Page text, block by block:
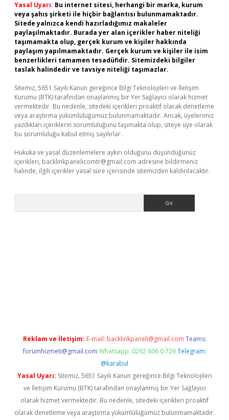
Yasal Uyarı: Bu internet sitesi, herhangi bir marka, kurum
veya şahıs şirketi ile hiçbir bağlantısı bulunmamaktadır.
Sitede yalnızca kendi hazırladığımız makaleler
paylaşılmaktadır. Burada yer alan içerikler haber niteliği
taşımamakta olup, gerçek kurum ve kişiler hakkında
paylaşım yapılmamaktadır. Gerçek kurum ve kişiler ile isim
benzerlikleri tamamen tesadüfidir. Sitemizdeki bilgiler
taslak halindedir ve tavsiye niteliği taşımazlar.
Sitemiz, 5651 Sayılı Kanun gereğince Bilgi Teknolojileri ve İletişim
Kurumu (BTK) tarafından onaylanmış bir Yer Sağlayıcı olarak hizmet
vermektedir. Bu nedenle, sitedeki içerikleri proaktif olarak denetleme
veya araştırma yükümlülüğümüz bulunmamaktadır. Ancak, üyelerimiz
yazdıkları içeriklerin sorumluluğunu taşımakta olup, siteye üye olarak
bu sorumluluğu kabul etmiş sayılırlar.
Hukuka ve yasal düzenlemelere aykırı olduğunu düşündüğünüz
içerikleri, backlinkpanelicomtr@gmail.com adresine bildirmeniz
halinde, ilgili içerikler yasal süre içerisinde sitemizden kaldırılacaktır.
Reklam ve İletişim: E-mail: backlinkpaneli@gmail.com Teams:
forumhizmeti@gmail.com Whatsapp: 0262 606 0 726 Telegram:
@karabul
Yasal Uyarı: Sitemiz, 5651 Sayılı Kanun gereğince Bilgi Teknolojileri
ve İletişim Kurumu (BTK) tarafından onaylanmış bir Yer Sağlayıcı
olarak hizmet vermektedir. Bu nedenle, sitedeki içerikleri proaktif
olarak denetleme veya araştırma yükümlülüğümüz bulunmamaktadır.